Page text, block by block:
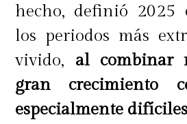
hecho, definió 2025
los periodos más
vivido, al combinar
gran crecimiento
especialmente